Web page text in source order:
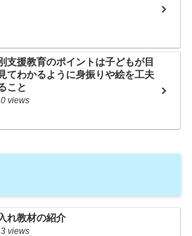
支援教育のポイントは子どもが目
てわかるように身振りや絵を工夫
こと
views
れ教材の紹介
views